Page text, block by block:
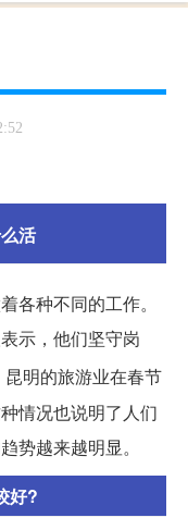
活
各种不同的工作。
示，他们坚守岗
昆明的旅游业在春节
情况也说明了人们
势越来越明显。
好?